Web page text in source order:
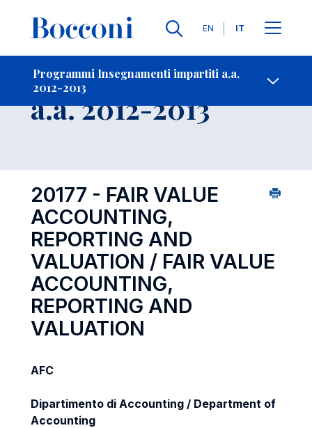
Lingue
EN IT
Programmi Insegnamenti impartiti a.a.
2012-2013
-
Insegnamento
a.a. 2012-2013
20177 - FAIR VALUE
ACCOUNTING,
REPORTING AND
VALUATION / FAIR VALUE
ACCOUNTING,
REPORTING AND
VALUATION
AFC
Dipartimento di Accounting / Department of
Accounting